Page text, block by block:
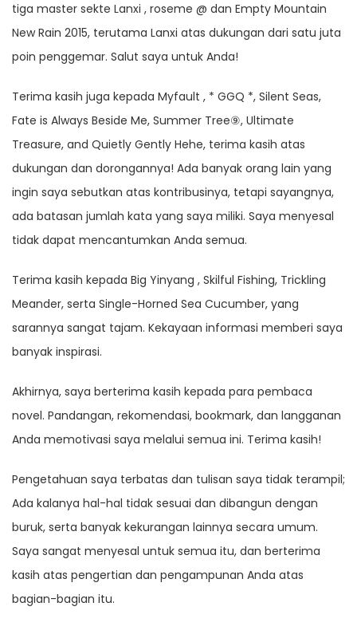
tiga master sekte Lanxi , roseme @ dan Empty Mountain
New Rain 2015, terutama Lanxi atas dukungan dari satu juta
poin penggemar. Salut saya untuk Anda!
Terima kasih juga kepada Myfault , * GGQ *, Silent Seas,
Fate is Always Beside Me, Summer Tree⑨, Ultimate
Treasure, and Quietly Gently Hehe, terima kasih atas
dukungan dan dorongannya! Ada banyak orang lain yang
ingin saya sebutkan atas kontribusinya, tetapi sayangnya,
ada batasan jumlah kata yang saya miliki. Saya menyesal
tidak dapat mencantumkan Anda semua.
Terima kasih kepada Big Yinyang , Skilful Fishing, Trickling
Meander, serta Single-Horned Sea Cucumber, yang
sarannya sangat tajam. Kekayaan informasi memberi saya
banyak inspirasi.
Akhirnya, saya berterima kasih kepada para pembaca
novel. Pandangan, rekomendasi, bookmark, dan langganan
Anda memotivasi saya melalui semua ini. Terima kasih!
Pengetahuan saya terbatas dan tulisan saya tidak terampil;
Ada kalanya hal-hal tidak sesuai dan dibangun dengan
buruk, serta banyak kekurangan lainnya secara umum.
Saya sangat menyesal untuk semua itu, dan berterima
kasih atas pengertian dan pengampunan Anda atas
bagian-bagian itu.